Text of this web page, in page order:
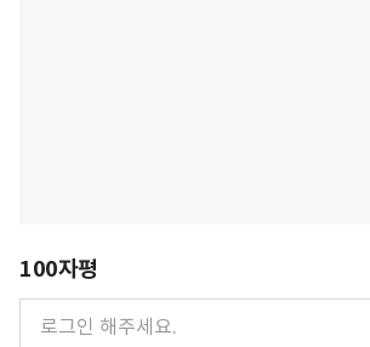
100자평